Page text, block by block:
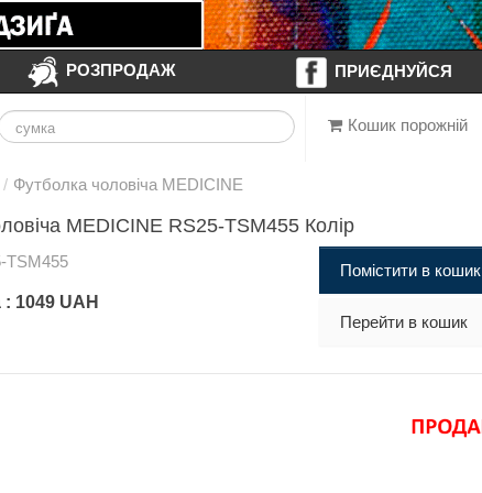
РОЗПРОДАЖ ПРИЄДНУЙСЯ
Кошик порожній
/ Футболка чоловіча MEDICINE
MEDICINE RS25-TSM455 Колір
TSM455
: 1049 UAH
Помістити в кошик
Перейти в кошик